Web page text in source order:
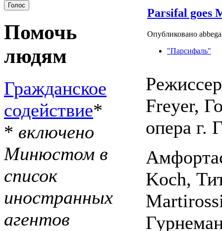
Помочь
людям
Гражданское
содействие*
* включено
Минюстом в
список
иностранных
агентов
Parsifal goes
Опубликовано
"Парсифаль"
Freyer,
опера г.
Koch,